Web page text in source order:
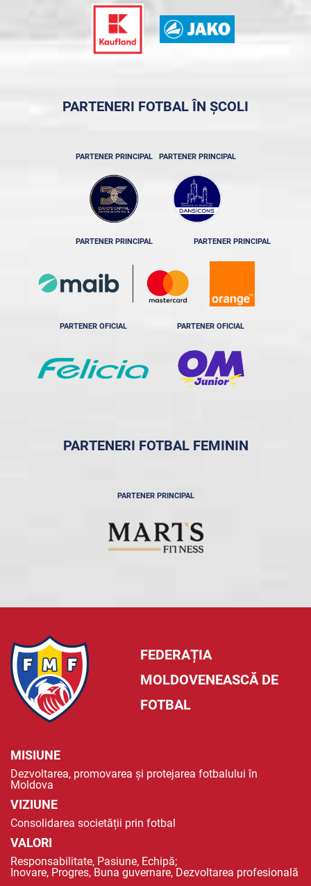
PARTENERI FOTBAL ÎN ȘCOLI
PARTENER PRINCIPAL PARTENER PRINCIPAL
PARTENER PRINCIPAL PARTENER PRINCIPAL
PARTENER OFICIAL PARTENER OFICIAL
PARTENERI FOTBAL FEMININ
PARTENER PRINCIPAL
FEDERAȚIA
MOLDOVENEASCĂ DE
FOTBAL
MISIUNE
Dezvoltarea, promovarea și protejarea fotbalului în
Moldova
VIZIUNE
Consolidarea societății prin fotbal
VALORI
Responsabilitate, Pasiune, Echipă;
Inovare, Progres, Buna guvernare, Dezvoltarea profesională